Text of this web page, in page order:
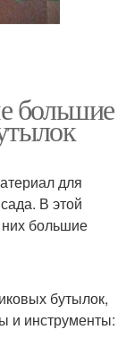
большие
для
В этой
них большие
бутылок,
и инструменты: